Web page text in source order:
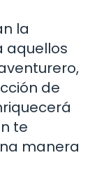
la
aquellos
de
te
manera